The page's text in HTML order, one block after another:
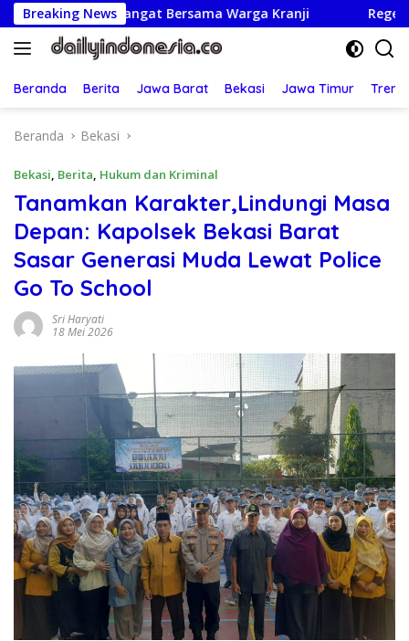
Langsung
ke
konten
Breaking News
Semangat Bersama Warga Kranji Regenerasi Adil:
Beranda Berita Jawa Barat Bekasi Jawa Timur
Beranda Bekasi
Bekasi, Berita, Hukum dan Kriminal
Tanamkan Karakter,Lindungi Masa
Depan: Kapolsek Bekasi Barat
Sasar Generasi Muda Lewat Police
Go To School
Sri Haryati
18 Mei 2026